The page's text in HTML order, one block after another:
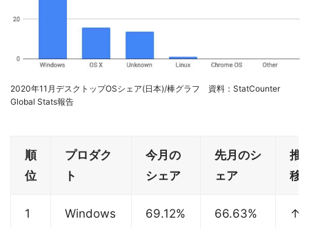
2020年11月デスクトップOSシェア(日本)/棒グラフ 資料：StatCounter
Global Stats報告
順
位
プロダク
ト
今月の
シェア
先月のシ
ェア
推
移
1 Windows 69.12% 66.63% ↑